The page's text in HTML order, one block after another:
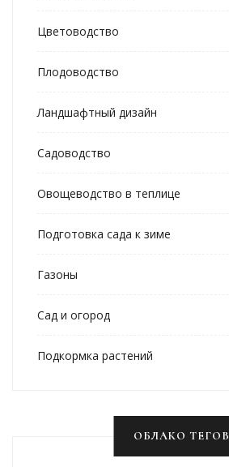
Цветоводство
Плодоводство
Ландшафтный дизайн
Садоводство
Овощеводство в теплице
Подготовка сада к зиме
Газоны
Сад и огород
Подкормка растений
ОБЛАКО ТЕГОВ